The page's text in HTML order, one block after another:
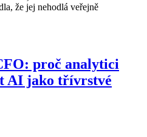
že jej nehodlá veřejně
proč analytici
AI jako třívrstvé